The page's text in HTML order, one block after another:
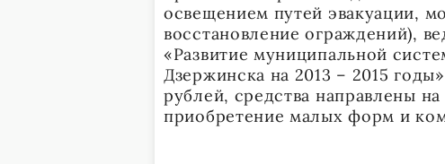
освещением путей эвакуации,
восстановление ограждений),
«Развитие муниципальной
Дзержинска на 2013 – 2015
рублей, средства направлены
приобретение малых форм и